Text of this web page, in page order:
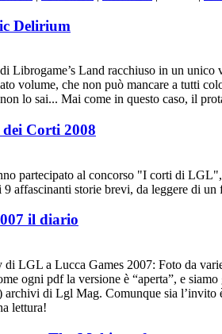
Delirium
Librogame’s Land racchiuso in un unico
volume, che non può mancare a tutti
lo sai... Mai come in questo caso, il
Corti 2008
partecipato al concorso "I corti di
affascinanti storie brevi, da leggere di
il diario
LGL a Lucca Games 2007: Foto da
ogni pdf la versione è “aperta”, e
di Lgl Mag. Comunque sia l’invito
lettura!